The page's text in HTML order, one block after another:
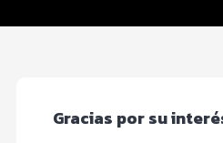
Gracias por su